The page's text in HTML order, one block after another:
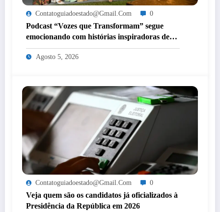
Contatoguiadoestado@gmail.com 0
Podcast “Vozes que Transformam” segue
emocionando com histórias inspiradoras de
mulheres de Itaperuna
Agosto 5, 2026
Contatoguiadoestado@gmail.com 0
Veja quem são os candidatos já oficializados à
Presidência da República em 2026